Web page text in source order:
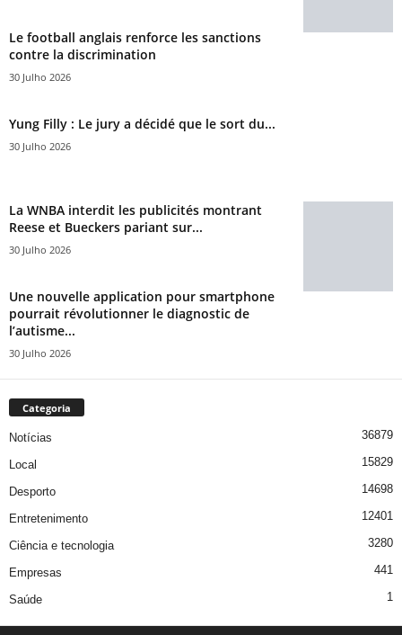
Le football anglais renforce les sanctions
contre la discrimination
30 Julho 2026
Yung Filly : Le jury a décidé que le sort du...
30 Julho 2026
La WNBA interdit les publicités montrant
Reese et Bueckers pariant sur...
30 Julho 2026
Une nouvelle application pour smartphone
pourrait révolutionner le diagnostic de
l’autisme...
30 Julho 2026
Categoria
Notícias 36879
Local 15829
Desporto 14698
Entretenimento 12401
Ciência e tecnologia 3280
Empresas 441
Saúde 1